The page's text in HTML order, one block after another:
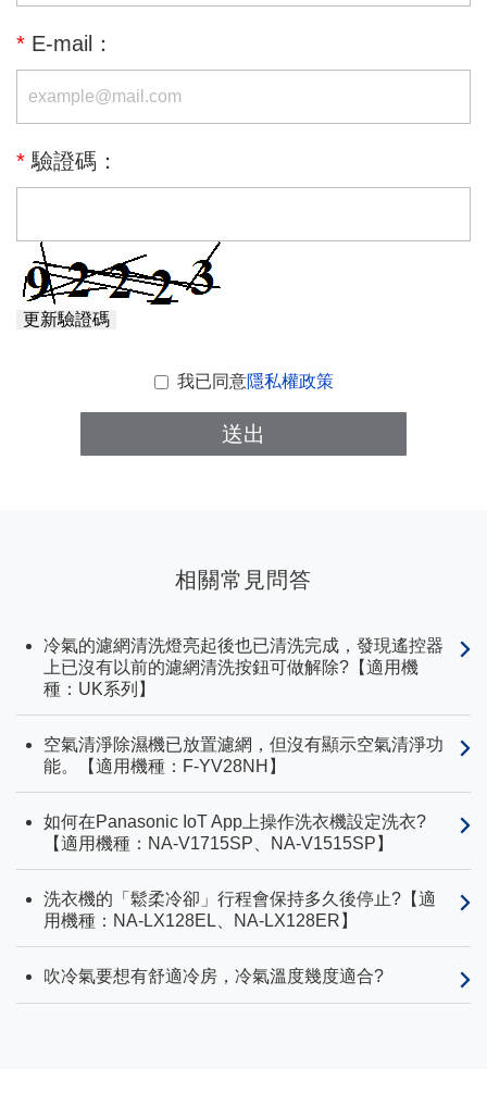
* E-mail：
* 驗證碼：
更新驗證碼
我已同意隱私權政策
送出
相關常見問答
冷氣的濾網清洗燈亮起後也已清洗完成，發現遙控器
上已沒有以前的濾網清洗按鈕可做解除?【適用機
種：UK系列】
空氣清淨除濕機已放置濾網，但沒有顯示空氣清淨功
能。【適用機種：F-YV28NH】
如何在Panasonic IoT App上操作洗衣機設定洗衣?
【適用機種：NA-V1715SP、NA-V1515SP】
洗衣機的「鬆柔冷卻」行程會保持多久後停止?【適
用機種：NA-LX128EL、NA-LX128ER】
吹冷氣要想有舒適冷房，冷氣溫度幾度適合?